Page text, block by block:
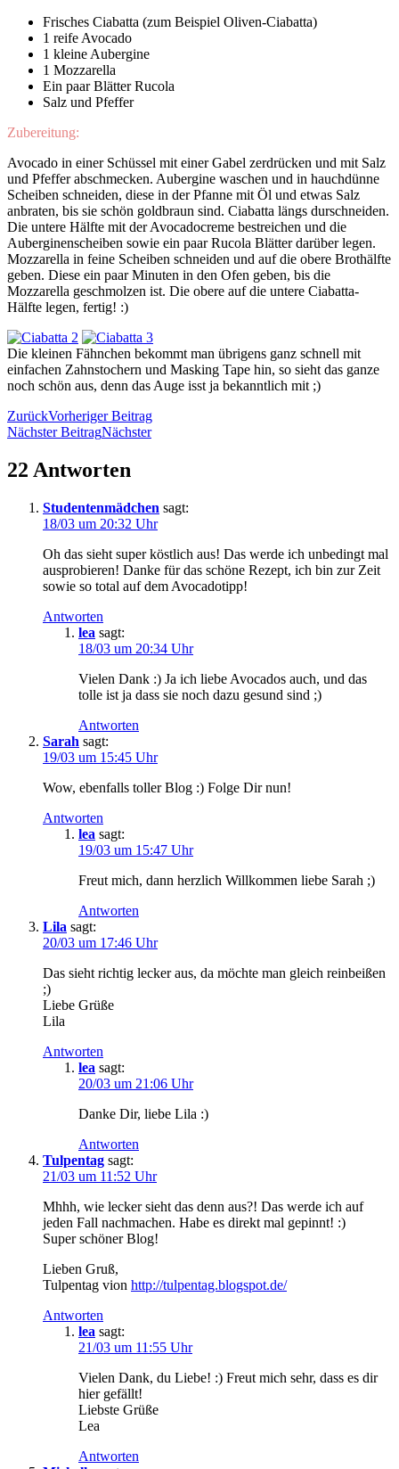
Frisches Ciabatta (zum Beispiel Oliven-Ciabatta)
1 reife Avocado
1 kleine Aubergine
1 Mozzarella
Ein paar Blätter Rucola
Salz und Pfeffer
Zubereitung:
Avocado in einer Schüssel mit einer Gabel zerdrücken und mit Salz
und Pfeffer abschmecken. Aubergine waschen und in hauchdünne
Scheiben schneiden, diese in der Pfanne mit Öl und etwas Salz
anbraten, bis sie schön goldbraun sind. Ciabatta längs durschneiden.
Die untere Hälfte mit der Avocadocreme bestreichen und die
Auberginenscheiben sowie ein paar Rucola Blätter darüber legen.
Mozzarella in feine Scheiben schneiden und auf die obere Brothälfte
geben. Diese ein paar Minuten in den Ofen geben, bis die
Mozzarella geschmolzen ist. Die obere auf die untere Ciabatta-
Hälfte legen, fertig! :)
Die kleinen Fähnchen bekommt man übrigens ganz schnell mit
einfachen Zahnstochern und Masking Tape hin, so sieht das ganze
noch schön aus, denn das Auge isst ja bekanntlich mit ;)
ZurückVorheriger Beitrag
Nächster BeitragNächster
22 Antworten
Studentenmädchen sagt:
18/03 um 20:32 Uhr
Oh das sieht super köstlich aus! Das werde ich unbedingt mal
ausprobieren! Danke für das schöne Rezept, ich bin zur Zeit
sowie so total auf dem Avocadotipp!
Antworten
lea sagt:
18/03 um 20:34 Uhr
Vielen Dank :) Ja ich liebe Avocados auch, und das
tolle ist ja dass sie noch dazu gesund sind ;)
Antworten
Sarah sagt:
19/03 um 15:45 Uhr
Wow, ebenfalls toller Blog :) Folge Dir nun!
Antworten
lea sagt:
19/03 um 15:47 Uhr
Freut mich, dann herzlich Willkommen liebe Sarah ;)
Antworten
Lila sagt:
20/03 um 17:46 Uhr
Das sieht richtig lecker aus, da möchte man gleich reinbeißen
;)
Liebe Grüße
Lila
Antworten
lea sagt:
20/03 um 21:06 Uhr
Danke Dir, liebe Lila :)
Antworten
Tulpentag sagt:
21/03 um 11:52 Uhr
Mhhh, wie lecker sieht das denn aus?! Das werde ich auf
jeden Fall nachmachen. Habe es direkt mal gepinnt! :)
Super schöner Blog!
Lieben Gruß,
Tulpentag vion http://tulpentag.blogspot.de/
Antworten
lea sagt:
21/03 um 11:55 Uhr
Vielen Dank, du Liebe! :) Freut mich sehr, dass es dir
hier gefällt!
Liebste Grüße
Lea
Antworten